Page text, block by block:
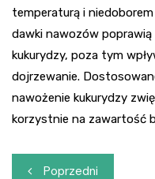
temperaturą i
dawki nawozów poprawią
kukurydzy, poza tym
dojrzewanie.
nawożenie kukurydzy
korzystnie na zawartość
Nawigacja
Poprzedni